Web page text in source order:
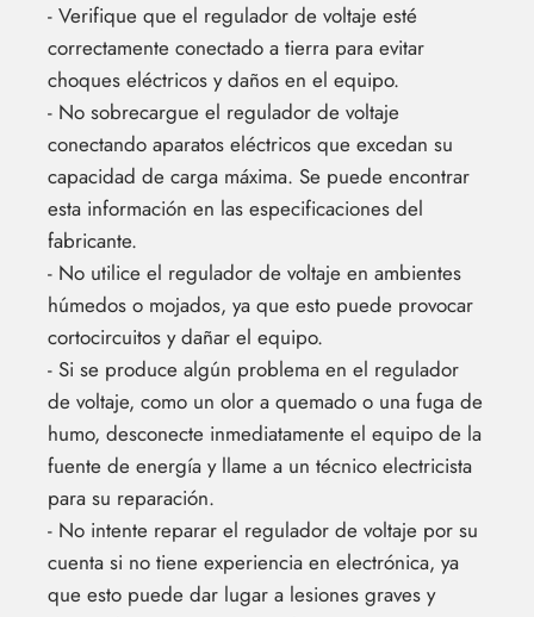
- Verifique que el regulador de voltaje esté
correctamente conectado a tierra para evitar
choques eléctricos y daños en el equipo.
- No sobrecargue el regulador de voltaje
conectando aparatos eléctricos que excedan su
capacidad de carga máxima. Se puede encontrar
esta información en las especificaciones del
fabricante.
- No utilice el regulador de voltaje en ambientes
húmedos o mojados, ya que esto puede provocar
cortocircuitos y dañar el equipo.
- Si se produce algún problema en el regulador
de voltaje, como un olor a quemado o una fuga de
humo, desconecte inmediatamente el equipo de la
fuente de energía y llame a un técnico electricista
para su reparación.
- No intente reparar el regulador de voltaje por su
cuenta si no tiene experiencia en electrónica, ya
que esto puede dar lugar a lesiones graves y